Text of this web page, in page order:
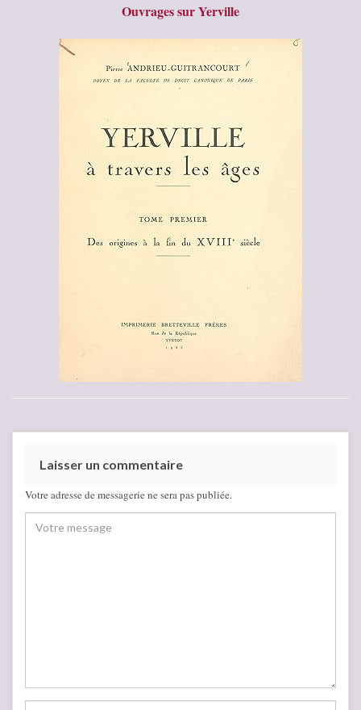
Ouvrages sur Yerville
Laisser un commentaire
Votre adresse de messagerie ne sera pas publiée.